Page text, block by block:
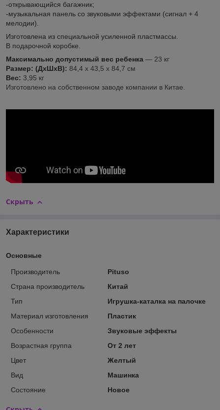
-открывающийся багажник;
-музыкальная панель со звуковыми эффектами (сигнал + 4
мелодии).
Изготовлена из специальной усиленной пластмассы.
В подарочной коробке.
Максимально допустимый вес ребенка ― 23 кг
Размер: (ДхШхВ): 84,4 х 43,5 х 84,7 см
Вес: 3,95 кг
Изготовлено на собственном заводе компании в Китае.
Скрыть
Характеристики
Основные
Производитель
Pituso
Страна производитель
Китай
Тип
Игрушка-каталка на палочке
Материал изготовления
Пластик
Особенности
Звуковые эффекты
Возрастная группа
От 2 лет
Цвет
Желтый
Вид
Машинка
Состояние
Новое